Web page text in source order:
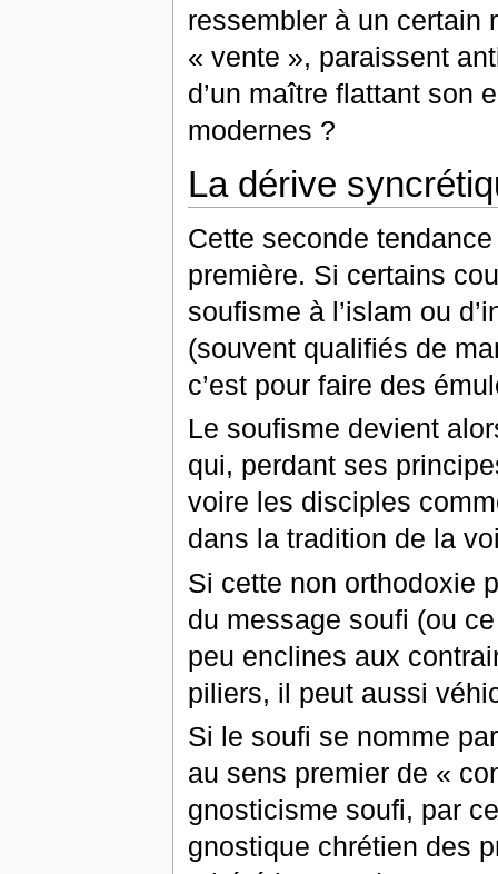
ressembler à un certain
« vente », paraissent
d’un maître flattant son
modernes ?
La dérive
Cette seconde
première. Si certains
soufisme à l’islam ou
(souvent qualifiés de
c’est pour faire des
Le soufisme devient
qui, perdant ses
voire les disciples
dans la tradition de la
Si cette non orthodoxie
du message soufi (ou
peu enclines aux
piliers, il peut aussi
Si le soufi se nomme
au sens premier de «
gnosticisme soufi, par
gnostique chrétien des